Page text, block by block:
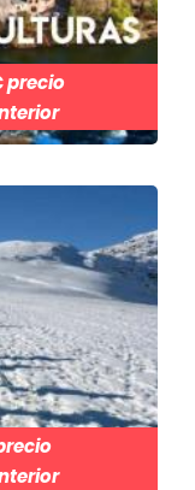
precio